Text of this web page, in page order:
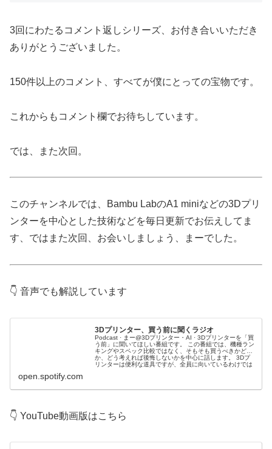
3回にわたるコメント返しシリーズ、お付き合いいただき
ありがとうございました。
150件以上のコメント、すべてが僕にとっての宝物です。
これからもコメント欄でお待ちしています。
では、また次回。
このチャンネルでは、Bambu LabのA1 miniなどの3Dプリ
ンターを中心とした技術などを毎日更新でお伝えしてま
す、ではまた次回、お会いしましょう、まーでした。
👇 音声でも解説しています
3Dプリンター、買う前に聞くラジオ
Podcast · まー@3Dプリンター・AI · 3Dプリンターを「買
う前」に聞いてほしい番組です。 この番組では、機種ラン
キングやスペック比較ではなく、そもそも買うべきかどう
か、どう考えれば後悔しないかを中心に話します。 3Dプ
リンターは便利な道具ですが、全員に向いているわけでは
open.spotify.com
👇 YouTube動画版はこちら